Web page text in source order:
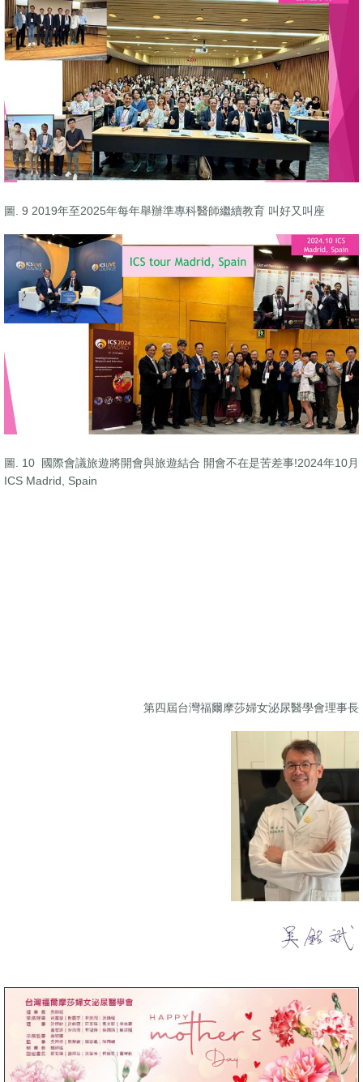
圖. 9 2019年至2025年每年舉辦準專科醫師繼續教育 叫好又叫座
圖. 10 國際會議旅遊將開會與旅遊結合 開會不在是苦差事!2024年10月
ICS Madrid, Spain
第四屆台灣福爾摩莎婦女泌尿醫學會理事長